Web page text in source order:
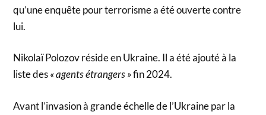
qu’une enquête pour terrorisme a été ouverte contre
lui.
Nikolaï Polozov réside en Ukraine. Il a été ajouté à la
liste des« agents étrangers »fin 2024.
Avant l’invasion à grande échelle de l’Ukraine par la